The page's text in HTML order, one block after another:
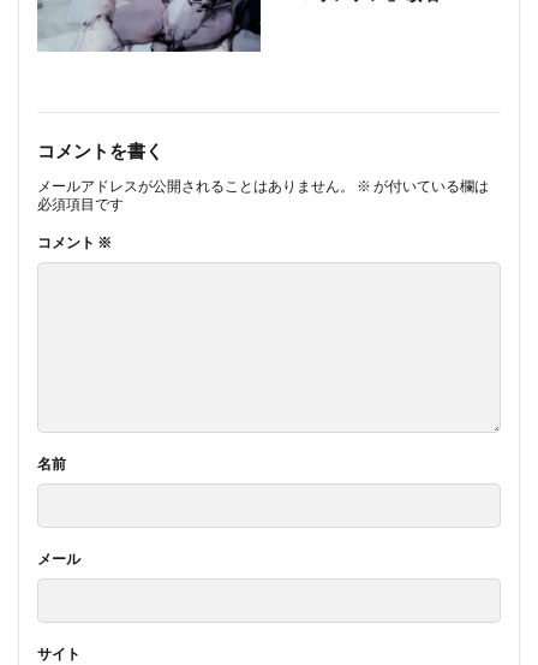
コメントを書く
メールアドレスが公開されることはありません。 ※ が付いている欄は
必須項目です
コメント ※
名前
メール
サイト